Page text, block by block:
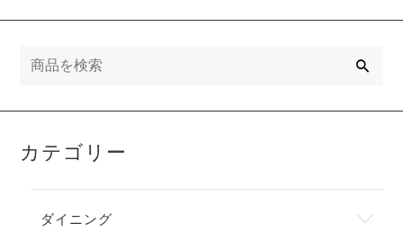
カテゴリー
ダイニング